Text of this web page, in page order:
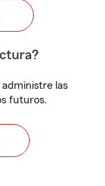
las
futuros.